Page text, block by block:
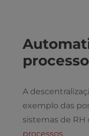
A
exemplo das
sistemas de RH
processos.